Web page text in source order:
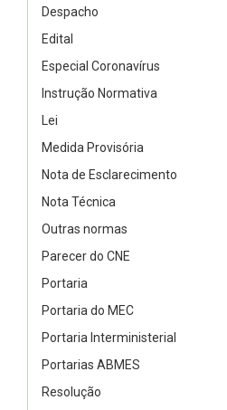
Despacho
Edital
Especial Coronavírus
Instrução Normativa
Lei
Medida Provisória
Nota de Esclarecimento
Nota Técnica
Outras normas
Parecer do CNE
Portaria
Portaria do MEC
Portaria Interministerial
Portarias ABMES
Resolução